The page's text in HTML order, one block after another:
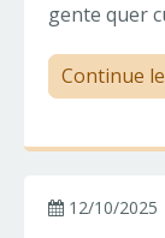
gente quer
Continue
12/10/2025